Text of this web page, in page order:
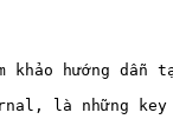
hướng dẫn
là những key